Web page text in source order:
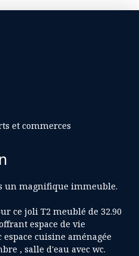
et commerces
un magnifique immeuble.
ce joli T2 meublé de 32.90
espace de vie
cuisine aménagée
, salle d'eau avec wc.